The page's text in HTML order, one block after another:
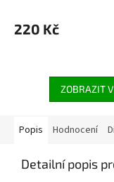
220 Kč
ZOBRAZIT
Popis Hodnocení
Detailní popis